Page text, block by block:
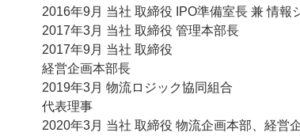
2016年9月 当社 取締役 IPO準備室長 兼 情報
2017年3月 当社 取締役 管理本部長
2017年9月 当社 取締役
経営企画本部長
2019年3月 物流ロジック協同組合
代表理事
2020年3月 当社 取締役 物流企画本部、経営